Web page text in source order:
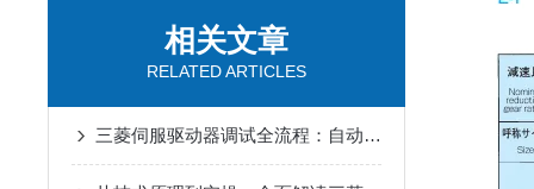
相关文章
RELATED ARTICLES
三菱伺服驱动器调试全流程：自动增益、共振抑制参数设置详解